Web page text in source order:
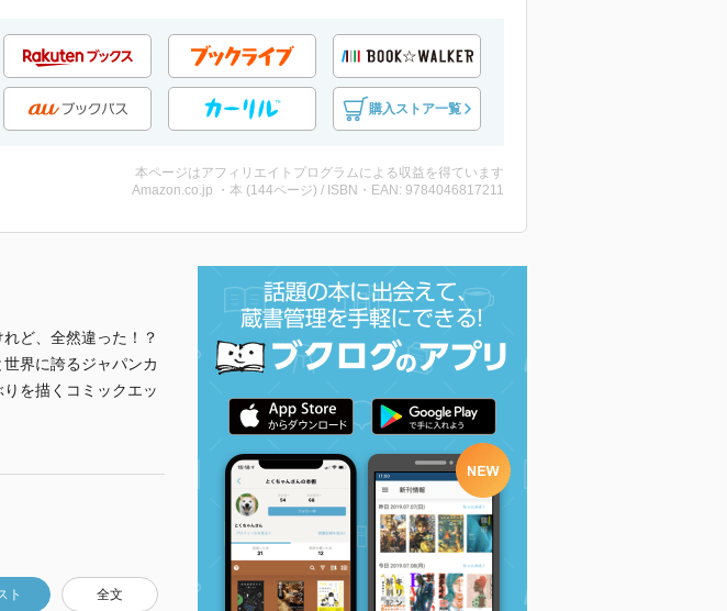
購入ストア一覧
本ページはアフィリエイトプログラムによる収益を得ています
Amazon.co.jp ・本 (144ページ) / ISBN・EAN: 9784046817211
ど、全然違った！？
界に誇るジャパンカ
を描くコミックエッ
ト 全文